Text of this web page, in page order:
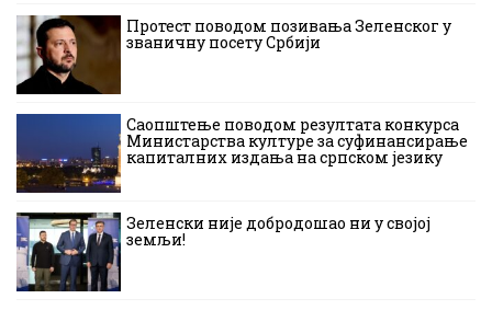
Протест поводом позивања Зеленског у
званичну посету Србији
Саопштење поводом резултата конкурса
Министарства културе за суфинансирање
капиталних издања на српском језику
Зеленски није добродошао ни у својој
земљи!